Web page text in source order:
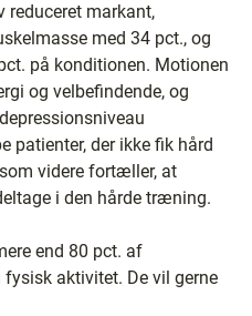
reduceret markant,
med 34 pct., og
på konditionen. Motionen
og velbefindende, og
patienter, der ikke fik hård
videre fortæller, at
i den hårde træning.
end 80 pct. af
aktivitet. De vil gerne